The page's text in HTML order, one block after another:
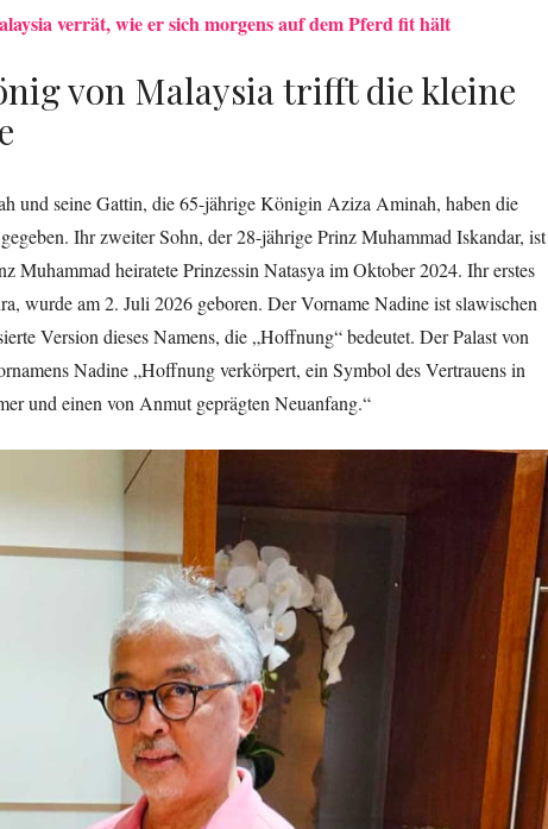
verrät, wie er sich morgens auf dem Pferd fit hält
von Malaysia trifft die kleine
und seine Gattin, die 65-jährige Königin Aziza Aminah, haben die
Ihr zweiter Sohn, der 28-jährige Prinz Muhammad Iskandar, ist
Muhammad heiratete Prinzessin Natasya im Oktober 2024. Ihr erstes
wurde am 2. Juli 2026 geboren. Der Vorname Nadine ist slawischen
Version dieses Namens, die „Hoffnung“ bedeutet. Der Palast von
Nadine „Hoffnung verkörpert, ein Symbol des Vertrauens in
und einen von Anmut geprägten Neuanfang.“